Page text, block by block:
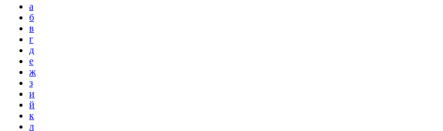
а
б
в
г
д
е
ж
з
и
й
к
л